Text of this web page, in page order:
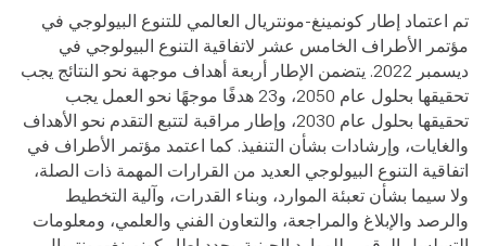
تم اعتماد إطار كونمينغ-مونتريال العالمي للتنوع البيولوجي في
مؤتمر الأطراف الخامس عشر لاتفاقية التنوع البيولوجي في
ديسمبر 2022. يتضمن الإطار أربعة أهداف موجهة نحو النتائج يجب
تحقيقها بحلول عام 2050، و23 هدفًا موجهًا نحو العمل يجب
تحقيقها بحلول عام 2030، وإطار مراقبة لتتبع التقدم نحو الأهداف
والغايات، وإرشادات بشأن التنفيذ. كما اعتمد مؤتمر الأطراف في
اتفاقية التنوع البيولوجي العديد من القرارات المهمة ذات الصلة،
ولا سيما بشأن تعبئة الموارد، وبناء القدرات، وآلية التخطيط
والرصد والإبلاغ والمراجعة، والتعاون الفني والعلمي، ومعلومات